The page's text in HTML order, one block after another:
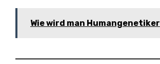
Wie wird man Humangenetiker